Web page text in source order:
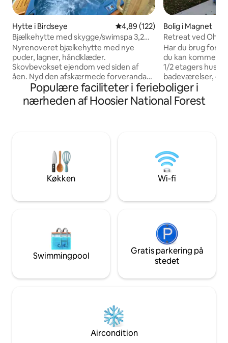
Hytte i Birdseye 4,89 ud af 5 i gennemsnitlig
4,89 (122)
Bjælkehytte med skygge/swimspa 3,2
km til indgangen til søen
Nyrenoveret bjælkehytte med nye
puder, lagner, håndklæder.
Skovbevokset ejendom ved siden af
åen. Nyd den afskærmede forveranda
eller terrassen bagved med 14-fods
Swimspa, bålplads og grill i rolige
skovklædte omgivelser. Free State Park-
aircondition/varme, højhastigheds-
wifi/internet, smart-tv med Bluetooth-
lydbjælke, Direct TV,
vaskemaskine/tørretumbler. Ismaskine.
UDTJEKNING, NÅR DET ER MULIGT.
Bolig i Magnet
Retreat ved Ohio
floden med os)
Har du brug for
du kan komme væk? Dette
1/2 etagers hus
badeværelser, der
personer, har en
den smukke Ohio River. Slap
vores terrasser,
og en fredfyldt
fra Holiday World
French Lick. (Kæledyrsvenlig/stærk
WIFI/gasgrill,
Populære faciliteter i ferieboliger i
nærheden af Hoosier National Forest
Køkken Wi-fi
Swimmingpool
Gratis parkering på
stedet
Aircondition